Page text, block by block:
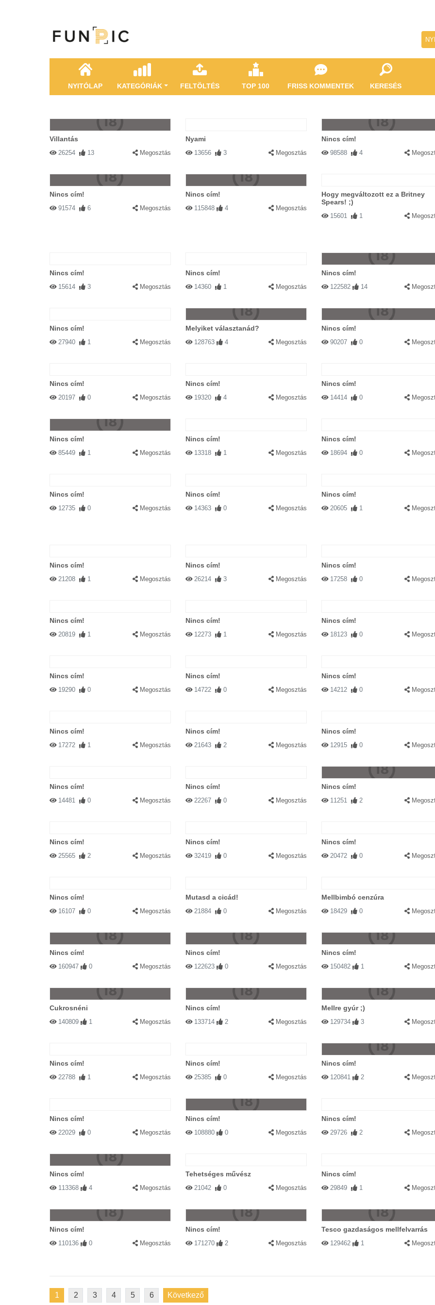
NYITÓLAP KATEGÓRIÁK FELTÖLTÉS TOP 100 FRISS KOMMENTEK KERESÉS
Villantás
26254 13 Megosztás
Nyami
13656 3 Megosztás
Nincs cím!
98588 4
Nincs cím!
91574 6 Megosztás
Nincs cím!
115848 4 Megosztás
Hogy megváltozott ez a Britney
Spears! ;)
15601 1
Nincs cím!
15614 3 Megosztás
Nincs cím!
14360 1 Megosztás
Nincs cím!
122582 14
Nincs cím!
27940 1 Megosztás
Melyiket választanád?
128763 4 Megosztás
Nincs cím!
90207 0
Nincs cím!
20197 0 Megosztás
Nincs cím!
19320 4 Megosztás
Nincs cím!
14414 0
Nincs cím!
85449 1 Megosztás
Nincs cím!
13318 1 Megosztás
Nincs cím!
18694 0
Nincs cím!
12735 0 Megosztás
Nincs cím!
14363 0 Megosztás
Nincs cím!
20605 1
Nincs cím!
21208 1 Megosztás
Nincs cím!
26214 3 Megosztás
Nincs cím!
17258 0
Nincs cím!
20819 1 Megosztás
Nincs cím!
12273 1 Megosztás
Nincs cím!
18123 0
Nincs cím!
19290 0 Megosztás
Nincs cím!
14722 0 Megosztás
Nincs cím!
14212 0
Nincs cím!
17272 1 Megosztás
Nincs cím!
21643 2 Megosztás
Nincs cím!
12915 0
Nincs cím!
14481 0 Megosztás
Nincs cím!
22267 0 Megosztás
Nincs cím!
11251 2
Nincs cím!
25565 2 Megosztás
Nincs cím!
32419 0 Megosztás
Nincs cím!
20472 0
Nincs cím!
16107 0 Megosztás
Mutasd a cicád!
21884 0 Megosztás
Mellbimbó cenzúra
18429 0
Nincs cím!
160947 0 Megosztás
Nincs cím!
122623 0 Megosztás
Nincs cím!
150482 1
Cukrosnéni
140809 1 Megosztás
Nincs cím!
133714 2 Megosztás
Mellre gyúr ;)
129734 3
Nincs cím!
22788 1 Megosztás
Nincs cím!
25385 0 Megosztás
Nincs cím!
120841 2
Nincs cím!
22029 0 Megosztás
Nincs cím!
108880 0 Megosztás
Nincs cím!
29726 2
Nincs cím!
113368 4 Megosztás
Tehetséges művész
21042 0 Megosztás
Nincs cím!
29849 1
Nincs cím!
110136 0 Megosztás
Nincs cím!
171270 2 Megosztás
Tesco gazdaságos mellfelvarrás
129462 1
1 2 3 4 5 6 Következő